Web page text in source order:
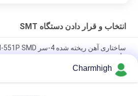
انتخاب و قرار دادن دستگاه SMT
ماشین
سر پشتیبانی 01005
Charmhigh